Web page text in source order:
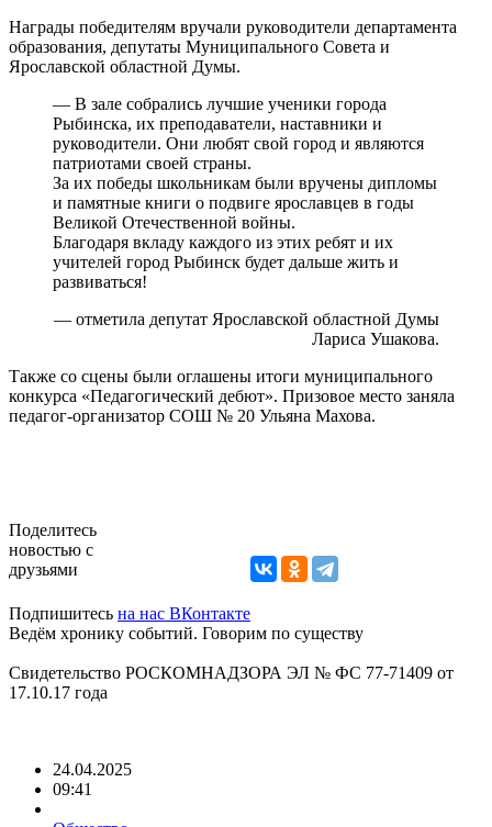
Награды победителям вручали руководители департамента
образования, депутаты Муниципального Совета и
Ярославской областной Думы.
— В зале собрались лучшие ученики города
Рыбинска, их преподаватели, наставники и
руководители. Они любят свой город и являются
патриотами своей страны.
За их победы школьникам были вручены дипломы
и памятные книги о подвиге ярославцев в годы
Великой Отечественной войны.
Благодаря вкладу каждого из этих ребят и их
учителей город Рыбинск будет дальше жить и
развиваться!
— отметила депутат Ярославской областной Думы
Лариса Ушакова.
Также со сцены были оглашены итоги муниципального
конкурса «Педагогический дебют». Призовое место заняла
педагог-организатор СОШ № 20 Ульяна Махова.
Поделитесь
новостью с
друзьями
Подпишитесь на нас ВКонтакте
Ведём хронику событий. Говорим по существу
Свидетельство РОСКОМНАДЗОРА ЭЛ № ФС 77-71409 от
17.10.17 года
24.04.2025
09:41